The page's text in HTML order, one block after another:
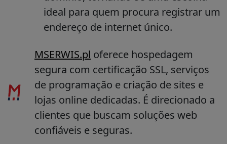
ideal para quem procura registrar um
endereço de internet único.
MSERWIS.pl oferece hospedagem
segura com certificação SSL, serviços
de programação e criação de sites e
lojas online dedicadas. É direcionado a
clientes que buscam soluções web
confiáveis e seguras.